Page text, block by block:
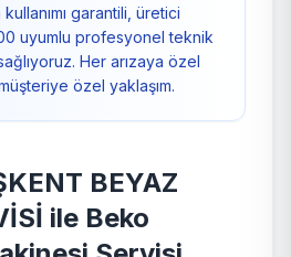
garantili, üretici
uyumlu profesyonel teknik
Her arızaya özel
özel yaklaşım.
BEYAZ
ile Beko